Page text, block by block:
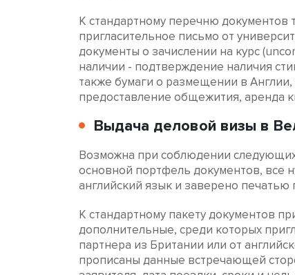
К стандартному перечню документов
пригласительное письмо от
документы о зачислении на курс
наличии - подтверждение наличия
также бумаги о размещении в
предоставление общежития, аренда
Выдача деловой визы в
Возможна при соблюдении
основной портфель документов, все
английский язык и заверено печатью
К стандартному пакету документов
дополнительные, среди которых
партнера из Британии или от
прописаны данные встречающей